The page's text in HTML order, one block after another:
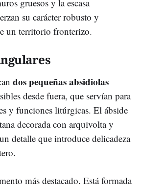
gruesos y la escasa
su carácter robusto y
un territorio fronterizo.
dos pequeñas absidiolas
desde fuera, que servían para
y funciones litúrgicas. El ábside
decorada con arquivolta y
detalle que introduce delicadeza
más destacado. Está formada